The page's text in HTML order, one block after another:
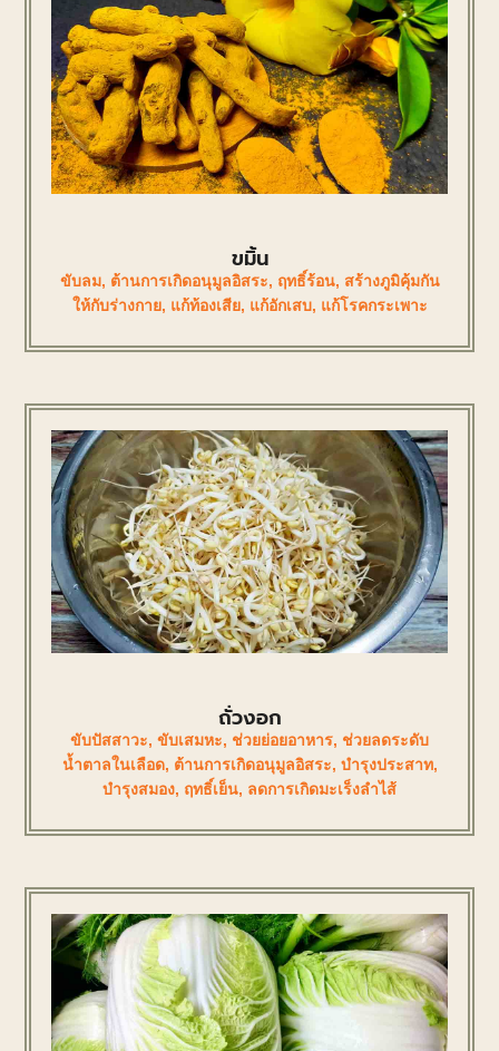
ขมิ้น
ขับลม, ต้านการเกิดอนุมูลอิสระ, ฤทธิ์ร้อน, สร้างภูมิคุ้มกัน
ให้กับร่างกาย, แก้ท้องเสีย, แก้อักเสบ, แก้โรคกระเพาะ
ถั่วงอก
ขับปัสสาวะ, ขับเสมหะ, ช่วยย่อยอาหาร, ช่วยลดระดับ
น้ำตาลในเลือด, ต้านการเกิดอนุมูลอิสระ, บำรุงประสาท,
บำรุงสมอง, ฤทธิ์เย็น, ลดการเกิดมะเร็งลำไส้